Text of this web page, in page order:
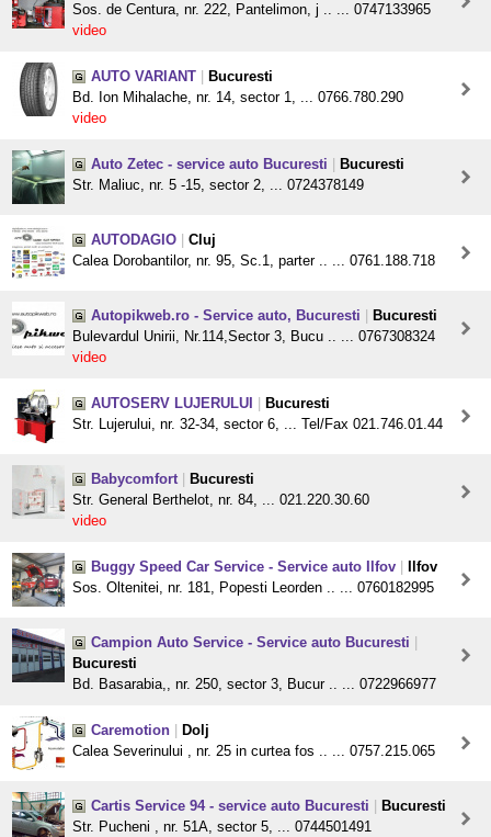
Sos. de Centura, nr. 222, Pantelimon, j .. ... 0747133965
video
AUTO VARIANT
Bucuresti
Bd. Ion Mihalache, nr. 14, sector 1, ... 0766.780.290
video
Auto Zetec - service auto Bucuresti
Bucuresti
Str. Maliuc, nr. 5 -15, sector 2, ... 0724378149
AUTODAGIO
Cluj
Calea Dorobantilor, nr. 95, Sc.1, parter .. ... 0761.188.718
Autopikweb.ro - Service auto, Bucuresti
Bucuresti
Bulevardul Unirii, Nr.114,Sector 3, Bucu .. ... 0767308324
video
AUTOSERV LUJERULUI
Bucuresti
Str. Lujerului, nr. 32-34, sector 6, ... Tel/Fax 021.746.01.44
Babycomfort
Bucuresti
Str. General Berthelot, nr. 84, ... 021.220.30.60
video
Buggy Speed Car Service - Service auto Ilfov
Ilfov
Sos. Oltenitei, nr. 181, Popesti Leorden .. ... 0760182995
Campion Auto Service - Service auto Bucuresti
Bucuresti
Bd. Basarabia,, nr. 250, sector 3, Bucur .. ... 0722966977
Caremotion
Dolj
Calea Severinului , nr. 25 in curtea fos .. ... 0757.215.065
Cartis Service 94 - service auto Bucuresti
Bucuresti
Str. Pucheni , nr. 51A, sector 5, ... 0744501491